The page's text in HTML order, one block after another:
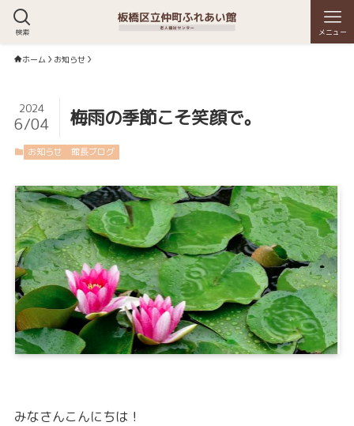
検索 メニュー
ホーム お知らせ
梅雨の季節こそ笑顔で。
2024
6/04
お知らせ 館長ブログ
みなさんこんにちは！